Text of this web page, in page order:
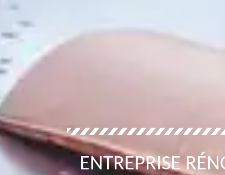
ENTREPRISE